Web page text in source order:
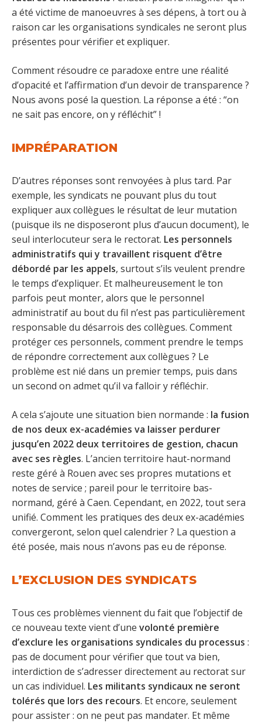
a été victime de manoeuvres à ses dépens, à tort ou à
raison car les organisations syndicales ne seront plus
présentes pour vérifier et expliquer.
Comment résoudre ce paradoxe entre une réalité
d’opacité et l’affirmation d’un devoir de transparence ?
Nous avons posé la question. La réponse a été : “on
ne sait pas encore, on y réfléchit” !
IMPRÉPARATION
D’autres réponses sont renvoyées à plus tard. Par
exemple, les syndicats ne pouvant plus du tout
expliquer aux collègues le résultat de leur mutation
(puisque ils ne disposeront plus d’aucun document), le
seul interlocuteur sera le rectorat. Les personnels
administratifs qui y travaillent risquent d’être
débordé par les appels, surtout s’ils veulent prendre
le temps d’expliquer. Et malheureusement le ton
parfois peut monter, alors que le personnel
administratif au bout du fil n’est pas particulièrement
responsable du désarrois des collègues. Comment
protéger ces personnels, comment prendre le temps
de répondre correctement aux collègues ? Le
problème est nié dans un premier temps, puis dans
un second on admet qu’il va falloir y réfléchir.
A cela s’ajoute une situation bien normande : la fusion
de nos deux ex-académies va laisser perdurer
jusqu’en 2022 deux territoires de gestion, chacun
avec ses règles. L’ancien territoire haut-normand
reste géré à Rouen avec ses propres mutations et
notes de service ; pareil pour le territoire bas-
normand, géré à Caen. Cependant, en 2022, tout sera
unifié. Comment les pratiques des deux ex-académies
convergeront, selon quel calendrier ? La question a
été posée, mais nous n’avons pas eu de réponse.
L’EXCLUSION DES SYNDICATS
Tous ces problèmes viennent du fait que l’objectif de
ce nouveau texte vient d’une volonté première
d’exclure les organisations syndicales du processus :
pas de document pour vérifier que tout va bien,
interdiction de s’adresser directement au rectorat sur
un cas individuel. Les militants syndicaux ne seront
tolérés que lors des recours. Et encore, seulement
pour assister : on ne peut pas mandater. Et même